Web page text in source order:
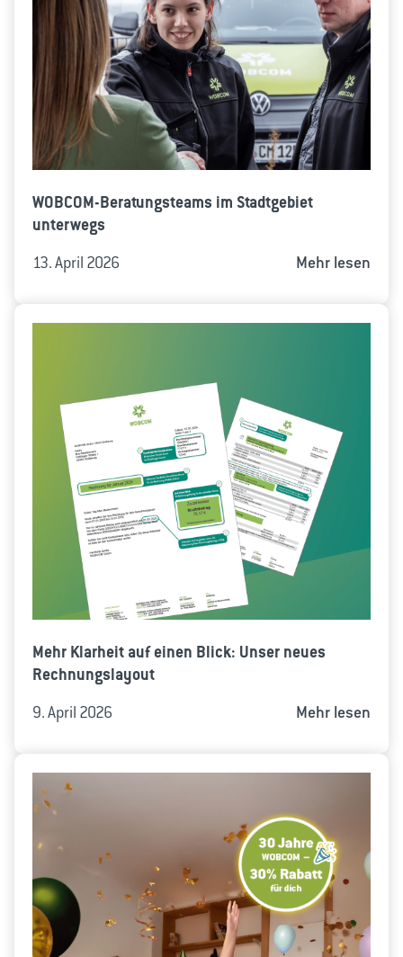
WOBCOM-Beratungsteams im Stadtgebiet
unterwegs
13. April 2026 Mehr lesen
Mehr Klarheit auf einen Blick: Unser neues
Rechnungslayout
9. April 2026 Mehr lesen